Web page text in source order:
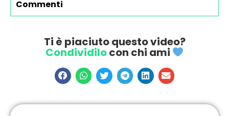
Commenti
Ti è piaciuto questo video?
Condividilocon chi ami